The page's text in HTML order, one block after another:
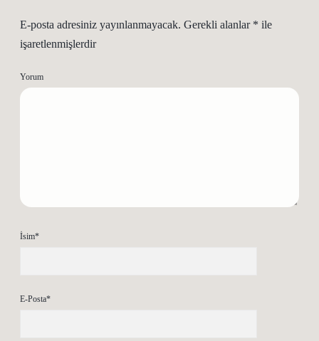
E-posta adresiniz yayınlanmayacak. Gerekli alanlar * ile
işaretlenmişlerdir
Yorum
İsim*
E-Posta*